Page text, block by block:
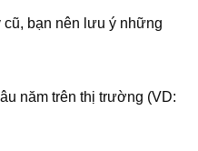
bạn nên lưu ý những
năm trên thị trường (VD: